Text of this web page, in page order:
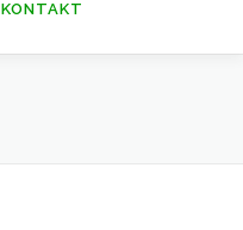
KONTAKT